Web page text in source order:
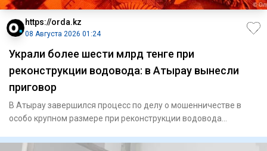
https://orda.kz
08 Августа 2026 01:24
Украли более шести млрд тенге при
реконструкции водовода: в Атырау вынесли
приговор
В Атырау завершился процесс по делу о мошенничестве в
особо крупном размере при реконструкции водовода